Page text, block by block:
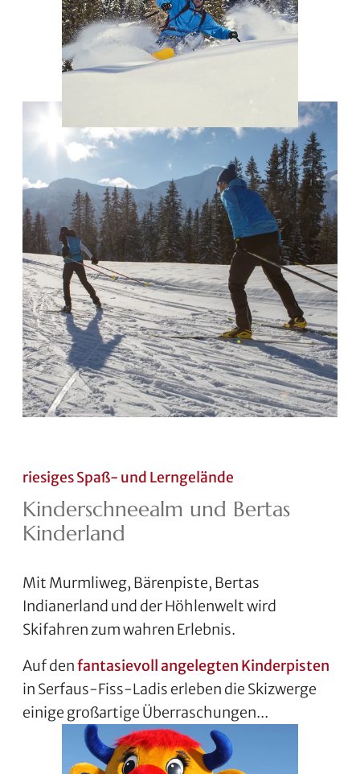
Kinderschneealm und Bertas
Kinderland
riesiges Spaß- und Lerngelände
Mit Murmliweg, Bärenpiste, Bertas
Indianerland und der Höhlenwelt wird
Skifahren zum wahren Erlebnis.
Auf denfantasievoll angelegten Kinderpisten
in Serfaus-Fiss-Ladis erleben die Skizwerge
einige großartige Überraschungen...